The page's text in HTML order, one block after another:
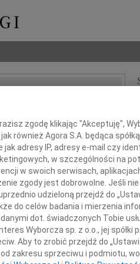
zgodę klikając "Akceptuję",
również Agora S.A. będąca
adresy IP, adresy e-mail czy
w szczególności na
w swoich serwisach,
zgody jest dobrowolne. Jeśli
udzieloną przejdź do
do celów badania i mierzenia
dot. świadczonych Tobie
Wyborcza sp. z o.o., jej spółki
Aby to zrobić przejdź do
zakresu sprzeciwu i podmiotu,